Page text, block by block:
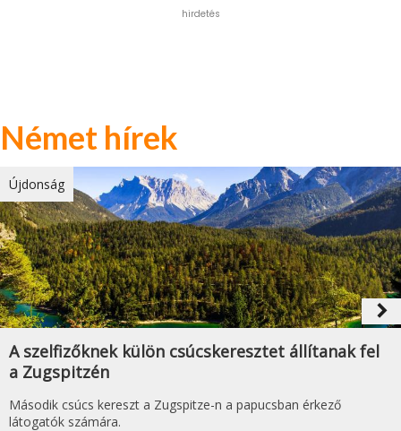
hirdetés
Német hírek
Újdonság
navigate_next
A szelfizőknek külön csúcskeresztet állítanak fel
a Zugspitzén
Második csúcs kereszt a Zugspitze-n a papucsban érkező
látogatók számára.